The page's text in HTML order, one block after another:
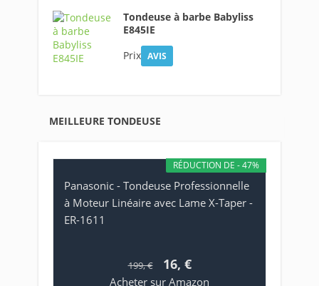
Tondeuse à barbe Babyliss
E845IE
Prix AVIS
MEILLEURE TONDEUSE
RÉDUCTION DE - 47%
Panasonic - Tondeuse Professionnelle
à Moteur Linéaire avec Lame X-Taper -
ER-1611
199, € 16, €
Acheter sur Amazon